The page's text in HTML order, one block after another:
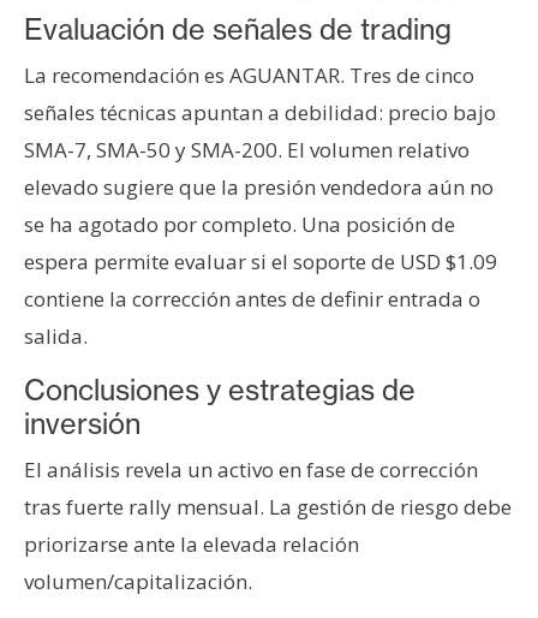
Evaluación de señales de trading
La recomendación es AGUANTAR. Tres de cinco
señales técnicas apuntan a debilidad: precio bajo
SMA-7, SMA-50 y SMA-200. El volumen relativo
elevado sugiere que la presión vendedora aún no
se ha agotado por completo. Una posición de
espera permite evaluar si el soporte de USD $1.09
contiene la corrección antes de definir entrada o
salida.
Conclusiones y estrategias de
inversión
El análisis revela un activo en fase de corrección
tras fuerte rally mensual. La gestión de riesgo debe
priorizarse ante la elevada relación
volumen/capitalización.